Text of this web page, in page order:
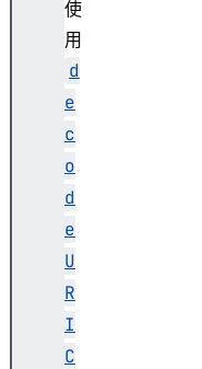
使
用
d
e
c
o
d
e
U
R
I
C